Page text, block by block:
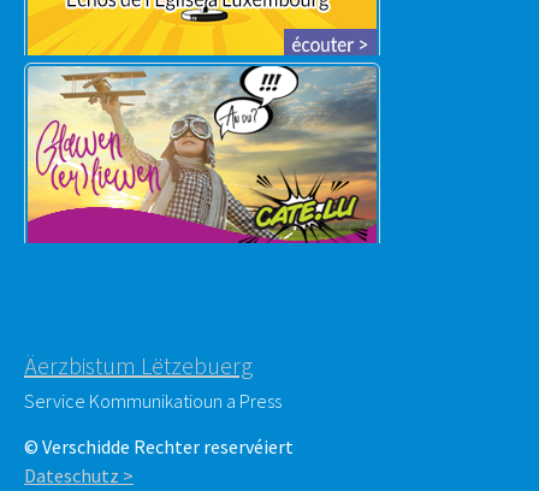
Äerzbistum Lëtzebuerg
Service Kommunikatioun a Press
© Verschidde Rechter reservéiert
Dateschutz >